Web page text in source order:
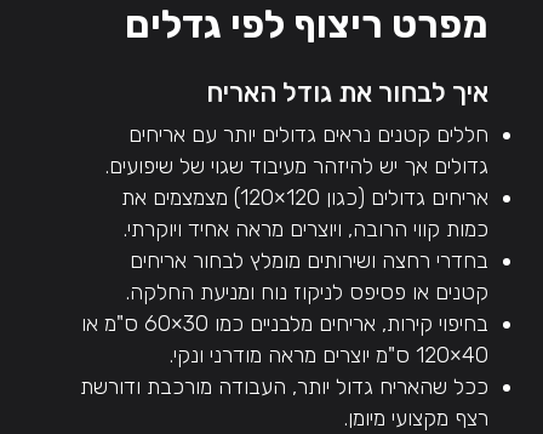
מפרט ריצוף לפי גדלים
איך לבחור את גודל האריח
חללים קטנים נראים גדולים יותר עם אריחים
גדולים אך יש להיזהר מעיבוד שגוי של שיפועים.
אריחים גדולים (כגון 120×120) מצמצמים את
כמות קווי הרובה, ויוצרים מראה אחיד ויוקרתי.
בחדרי רחצה ושירותים מומלץ לבחור אריחים
קטנים או פסיפס לניקוז נוח ומניעת החלקה.
בחיפוי קירות, אריחים מלבניים כמו 30×60 ס"מ או
40×120 ס"מ יוצרים מראה מודרני ונקי.
ככל שהאריח גדול יותר, העבודה מורכבת ודורשת
רצף מקצועי מיומן.